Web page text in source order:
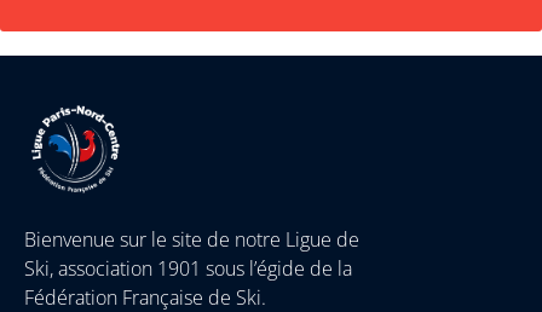
Bienvenue sur le site de notre Ligue de
Ski, association 1901 sous l’égide de la
Fédération Française de Ski.